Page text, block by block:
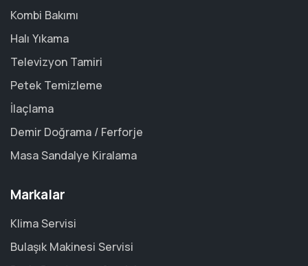
Kombi Bakımı
Halı Yıkama
Televizyon Tamiri
Petek Temizleme
İlaçlama
Demir Doğrama / Ferforje
Masa Sandalye Kiralama
Markalar
Klima Servisi
Bulaşık Makinesi Servisi